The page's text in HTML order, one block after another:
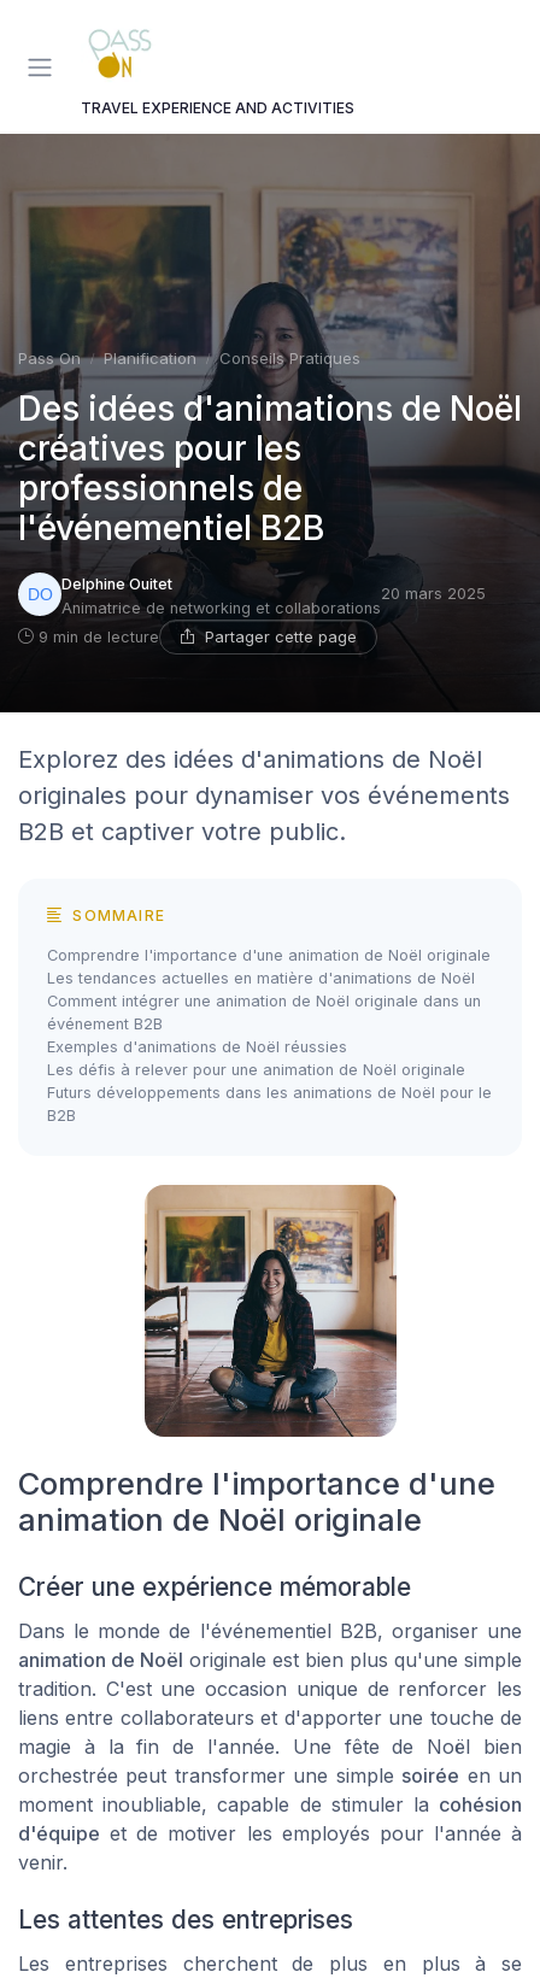
TRAVEL EXPERIENCE AND ACTIVITIES
Pass On Planification Conseils Pratiques
Des idées d'animations de Noël
créatives pour les
professionnels de
l'événementiel B2B
Delphine Ouitet
Animatrice de networking et collaborations
20 mars 2025
9 min de lecture Partager cette page
Explorez des idées d'animations de Noël
originales pour dynamiser vos événements
B2B et captiver votre public.
SOMMAIRE
Comprendre l'importance d'une animation de Noël originale
Les tendances actuelles en matière d'animations de Noël
Comment intégrer une animation de Noël originale dans un
événement B2B
Exemples d'animations de Noël réussies
Les défis à relever pour une animation de Noël originale
Futurs développements dans les animations de Noël pour le
B2B
Comprendre l'importance d'une
animation de Noël originale
Créer une expérience mémorable
Dans le monde de l'événementiel B2B, organiser une
animation de Noël originale est bien plus qu'une simple
tradition. C'est une occasion unique de renforcer les
liens entre collaborateurs et d'apporter une touche de
magie à la fin de l'année. Une fête de Noël bien
orchestrée peut transformer une simple soirée en un
moment inoubliable, capable de stimuler la cohésion
d'équipe et de motiver les employés pour l'année à
venir.
Les attentes des entreprises
Les entreprises cherchent de plus en plus à se